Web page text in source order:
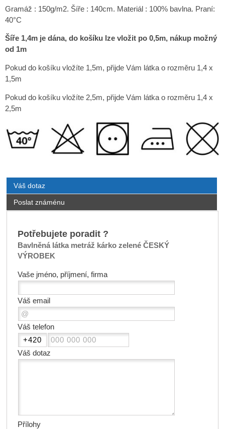
Gramáž : 150g/m2. Šíře : 140cm. Materiál : 100% bavlna. Praní:
40°C
Šíře 1,4m je dána, do košíku lze vložit po 0,5m, nákup možný
od 1m
Pokud do košíku vložíte 1,5m, přijde Vám látka o rozměru 1,4 x
1,5m
Pokud do košíku vložíte 2,5m, přijde Vám látka o rozměru 1,4 x
2,5m
Váš dotaz
Poslat známénu
Potřebujete poradit ?
Bavlněná látka metráž kárko zelené ČESKÝ
VÝROBEK
Vaše jméno, příjmení, firma
Váš email
Váš telefon
Váš dotaz
Přílohy